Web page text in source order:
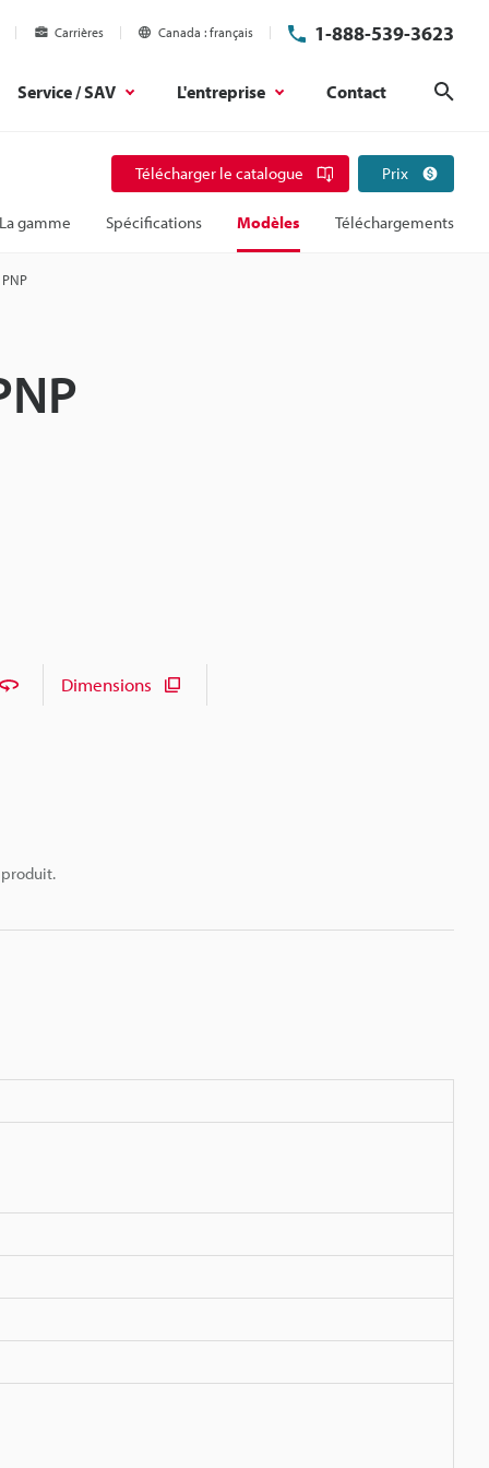
Carrières Canada français 1-888-539-3623
Service / SAV L'entreprise Contact
Télécharger le catalogue Prix
La gamme Spécifications Modèles Téléchargements
Dimensions